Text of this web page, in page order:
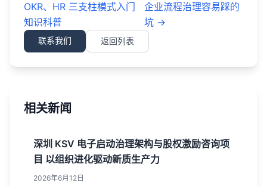
OKR、HR 三支柱模式入门
知识科普
企业流程治理容易踩的
坑→
联系我们 返回列表
相关新闻
深圳 KSV 电子启动治理架构与股权激励咨询项
目 以组织进化驱动新质生产力
2026年6月12日